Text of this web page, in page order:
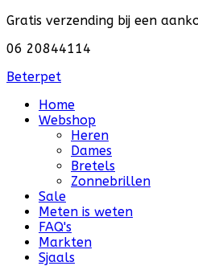
Gratis verzending bij een
06 20844114
Beterpet
Home
Webshop
Heren
Dames
Bretels
Zonnebrillen
Sale
Meten is weten
FAQ's
Markten
Sjaals